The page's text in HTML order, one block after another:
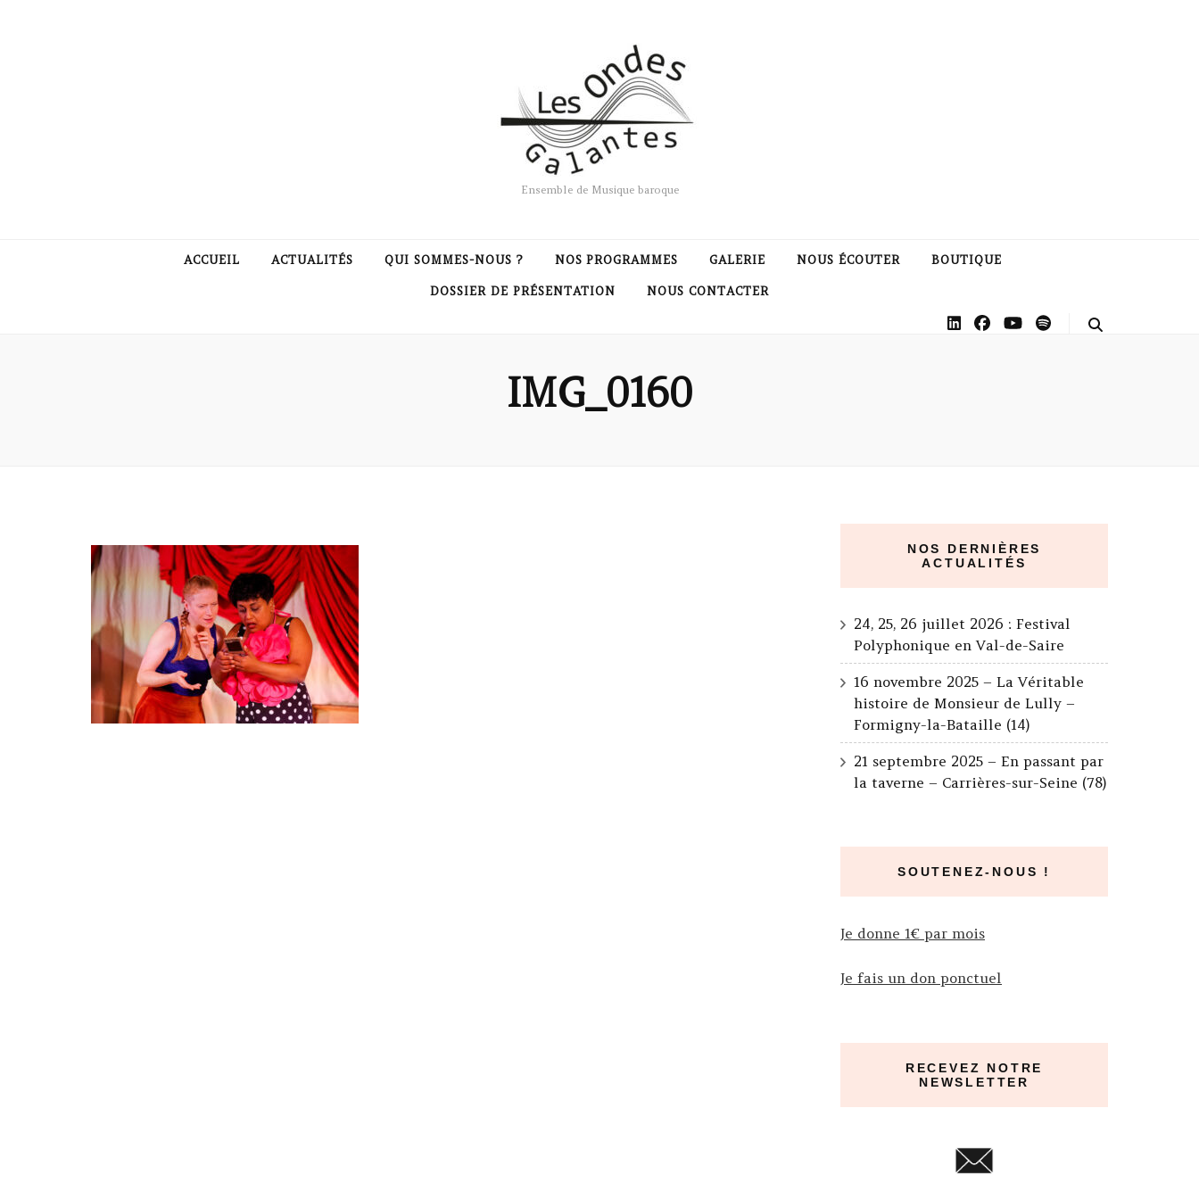
Ensemble de Musique baroque
ACCUEIL ACTUALITÉS QUI SOMMES-NOUS ? NOS PROGRAMMES GALERIE NOUS ÉCOUTER BOUTIQUE
DOSSIER DE PRÉSENTATION NOUS CONTACTER
IMG_0160
NOS DERNIÈRES
ACTUALITÉS
24, 25, 26 juillet 2026 : Festival
Polyphonique en Val-de-Saire
16 novembre 2025 – La Véritable
histoire de Monsieur de Lully –
Formigny-la-Bataille (14)
21 septembre 2025 – En passant par
la taverne – Carrières-sur-Seine (78)
SOUTENEZ-NOUS !
Je donne 1€ par mois
Je fais un don ponctuel
RECEVEZ NOTRE
NEWSLETTER